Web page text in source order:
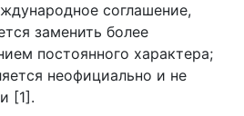
соглашение,
заменить более
постоянного характера;
неофициально и не
[1].